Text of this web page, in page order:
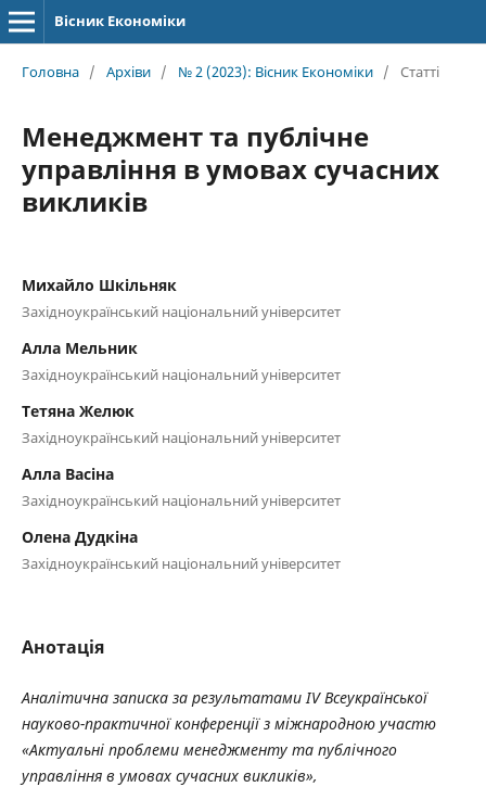
Вісник Економіки
Головна / Архіви / № 2 (2023): Вісник Економіки / Статті
Менеджмент та публічне
управління в умовах сучасних
викликів
Михайло Шкільняк
Західноукраїнський національний університет
Алла Мельник
Західноукраїнський національний університет
Тетяна Желюк
Західноукраїнський національний університет
Алла Васіна
Західноукраїнський національний університет
Олена Дудкіна
Західноукраїнський національний університет
Анотація
Аналітична записка за результатами IV Всеукраїнської
науково-практичної конференції з міжнародною участю
«Актуальні проблеми менеджменту та публічного
управління в умовах сучасних викликів»,